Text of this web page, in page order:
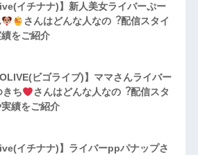
イチナナ)】新人美女ライバーぷー
さんはどんな人なの︖配信スタイ
をご紹介
ビゴライブ)】ママさんライバー
きち
さんはどんな人なの︖配信スタ
績をご紹介
イチナナ)】ライバーppパナップさ